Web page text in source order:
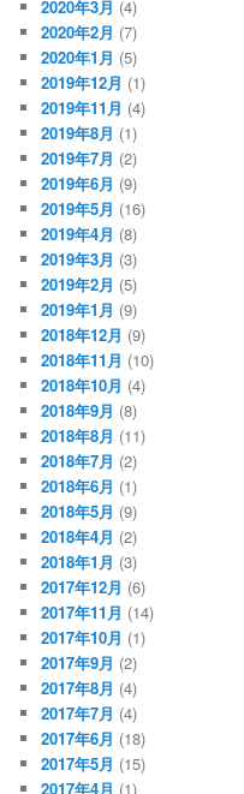
2020年3月 (4)
2020年2月 (7)
2020年1月 (5)
2019年12月 (1)
2019年11月 (4)
2019年8月 (1)
2019年7月 (2)
2019年6月 (9)
2019年5月 (16)
2019年4月 (8)
2019年3月 (3)
2019年2月 (5)
2019年1月 (9)
2018年12月 (9)
2018年11月 (10)
2018年10月 (4)
2018年9月 (8)
2018年8月 (11)
2018年7月 (2)
2018年6月 (1)
2018年5月 (9)
2018年4月 (2)
2018年1月 (3)
2017年12月 (6)
2017年11月 (14)
2017年10月 (1)
2017年9月 (2)
2017年8月 (4)
2017年7月 (4)
2017年6月 (18)
2017年5月 (15)
2017年4月 (1)